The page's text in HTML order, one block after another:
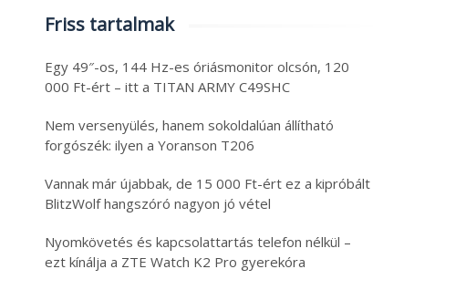
Friss tartalmak
Egy 49″-os, 144 Hz-es óriásmonitor olcsón, 120
000 Ft-ért – itt a TITAN ARMY C49SHC
Nem versenyülés, hanem sokoldalúan állítható
forgószék: ilyen a Yoranson T206
Vannak már újabbak, de 15 000 Ft-ért ez a kipróbált
BlitzWolf hangszóró nagyon jó vétel
Nyomkövetés és kapcsolattartás telefon nélkül –
ezt kínálja a ZTE Watch K2 Pro gyerekóra